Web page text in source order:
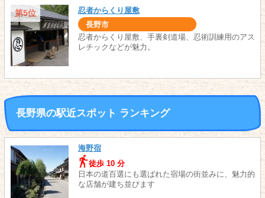
第5位 忍者からくり屋敷
長野市
忍者からくり屋敷、手裏剣道場、忍術訓練用のアス
レチックなどが魅力。
長野県の駅近スポット ランキング
海野宿
徒歩 10 分
日本の道百選にも選ばれた宿場の街並みに、魅力的
な店舗が建ち並びます